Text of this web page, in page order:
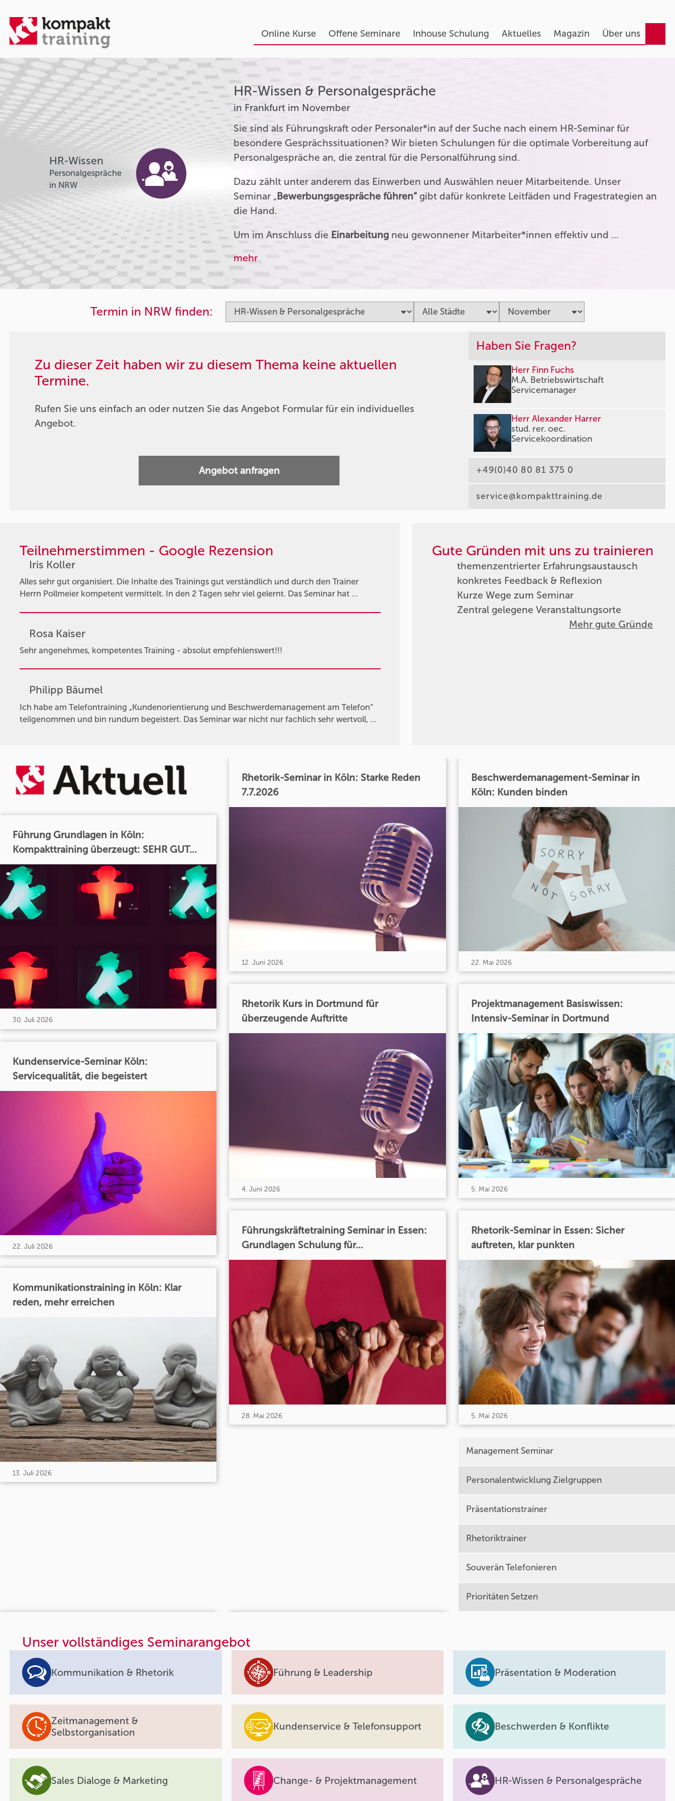
Online Kurse Offene Seminare Inhouse Schulung Aktuelles Magazin Über uns
HR-Wissen
Personalgespräche
in NRW
HR-Wissen & Personalgespräche
in Frankfurt im November
Sie sind als Führungskraft oder Personaler*in auf der Suche nach einem HR-Seminar für
besondere Gesprächssituationen? Wir bieten Schulungen für die optimale Vorbereitung auf
Personalgespräche an, die zentral für die Personalführung sind.
Dazu zählt unter anderem das Einwerben und Auswählen neuer Mitarbeitende. Unser
Seminar „Bewerbungsgespräche führen“ gibt dafür konkrete Leitfäden und Fragestrategien an
die Hand.
Um im Anschluss die Einarbeitung neu gewonnener Mitarbeiter*innen effektiv und …
mehr
Termin in NRW finden:
Zu dieser Zeit haben wir zu diesem Thema keine aktuellen
Termine.
Rufen Sie uns einfach an oder nutzen Sie das Angebot Formular für ein individuelles
Angebot.
Angebot anfragen
Haben Sie Fragen?
Herr Finn Fuchs
M.A. Betriebswirtschaft
Servicemanager
Herr Alexander Harrer
stud. rer. oec.
Servicekoordination
+49(0)40 80 81 375 0
service@kompakttraining.de
Teilnehmerstimmen - Google Rezension
Iris Koller
Alles sehr gut organisiert. Die Inhalte des Trainings gut verständlich und durch den Trainer
Herrn Pollmeier kompetent vermittelt. In den 2 Tagen sehr viel gelernt. Das Seminar hat …
Rosa Kaiser
Sehr angenehmes, kompetentes Training - absolut empfehlenswert!!!
Philipp Bäumel
Ich habe am Telefontraining „Kundenorientierung und Beschwerdemanagement am Telefon“
teilgenommen und bin rundum begeistert. Das Seminar war nicht nur fachlich sehr wertvoll, …
Gute Gründen mit uns zu trainieren
themenzentrierter Erfahrungsaustausch
konkretes Feedback & Reflexion
Kurze Wege zum Seminar
Zentral gelegene Veranstaltungsorte
Mehr gute Gründe
Führung Grundlagen in Köln:
Kompakttraining überzeugt: SEHR GUT...
30. Juli 2026
Kundenservice-Seminar Köln:
Servicequalität, die begeistert
22. Juli 2026
Kommunikationstraining in Köln: Klar
reden, mehr erreichen
13. Juli 2026
Rhetorik-Seminar in Köln: Starke Reden
7.7.2026
12. Juni 2026
Rhetorik Kurs in Dortmund für
überzeugende Auftritte
4. Juni 2026
Führungskräftetraining Seminar in Essen:
Grundlagen Schulung für...
28. Mai 2026
Beschwerdemanagement-Seminar in
Köln: Kunden binden
22. Mai 2026
Projektmanagement Basiswissen:
Intensiv-Seminar in Dortmund
5. Mai 2026
Rhetorik-Seminar in Essen: Sicher
auftreten, klar punkten
5. Mai 2026
Management Seminar
Personalentwicklung Zielgruppen
Präsentationstrainer
Rhetoriktrainer
Souverän Telefonieren
Prioritäten Setzen
Unser vollständiges Seminarangebot
Kommunikation & Rhetorik Führung & Leadership Präsentation & Moderation
Zeitmanagement &
Selbstorganisation
Kundenservice & Telefonsupport Beschwerden & Konflikte
Sales Dialoge & Marketing Change- & Projektmanagement HR-Wissen & Personalgespräche